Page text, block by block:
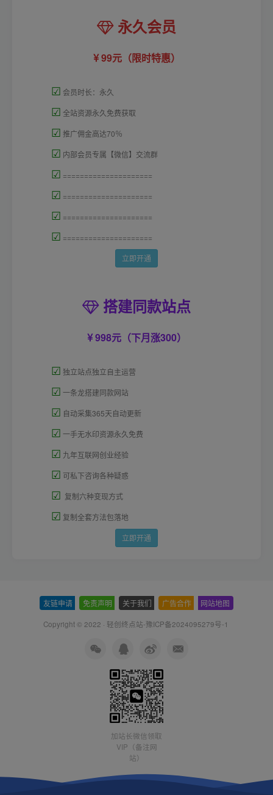
永久会员
99元（限时特惠）
☑ 会员时长：永久
☑ 全站资源永久免费获取
☑ 推广佣金高达70％
☑ 内部会员专属【微信】交流群
☑ =====================
☑ =====================
☑ =====================
☑ =====================
立即开通
搭建同款站点
998元（下月涨300）
☑ 独立站点独立自主运营
☑ 一条龙搭建同款网站
☑ 自动采集365天自动更新
☑ 一手无水印资源永久免费
☑ 九年互联网创业经验
☑ 可私下咨询各种疑惑
☑ 复制六种变现方式
☑ 复制全套方法包落地
立即开通
友链申请 免责声明 关于我们 广告合作 网站地图
Copyright © 2022 · 轻创终点站-豫ICP备2024095279号-1
加站长微信领取
VIP（备注网
站）